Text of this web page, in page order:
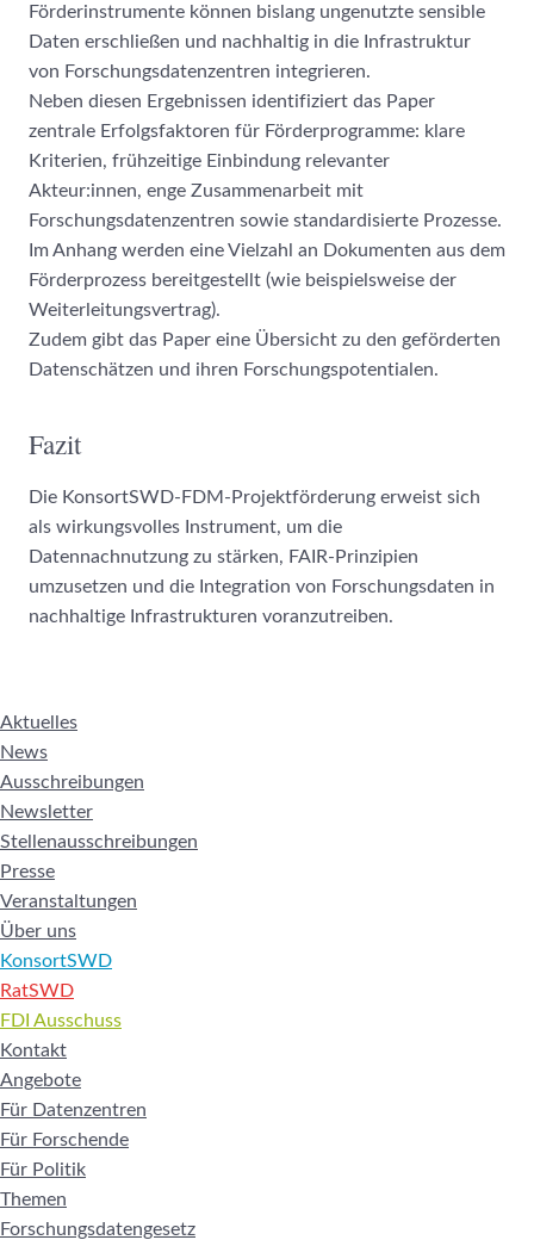
Förderinstrumente können bislang ungenutzte sensible
Daten erschließen und nachhaltig in die Infrastruktur
von Forschungsdatenzentren integrieren.
Neben diesen Ergebnissen identifiziert das Paper
zentrale Erfolgsfaktoren für Förderprogramme: klare
Kriterien, frühzeitige Einbindung relevanter
Akteur:innen, enge Zusammenarbeit mit
Forschungsdatenzentren sowie standardisierte Prozesse.
Im Anhang werden eine Vielzahl an Dokumenten aus dem
Förderprozess bereitgestellt (wie beispielsweise der
Weiterleitungsvertrag).
Zudem gibt das Paper eine Übersicht zu den geförderten
Datenschätzen und ihren Forschungspotentialen.
Fazit
Die KonsortSWD-FDM-Projektförderung erweist sich
als wirkungsvolles Instrument, um die
Datennachnutzung zu stärken, FAIR-Prinzipien
umzusetzen und die Integration von Forschungsdaten in
nachhaltige Infrastrukturen voranzutreiben.
Aktuelles
News
Ausschreibungen
Newsletter
Stellenausschreibungen
Presse
Veranstaltungen
Über uns
KonsortSWD
RatSWD
FDI Ausschuss
Kontakt
Angebote
Für Datenzentren
Für Forschende
Für Politik
Themen
Forschungsdatengesetz